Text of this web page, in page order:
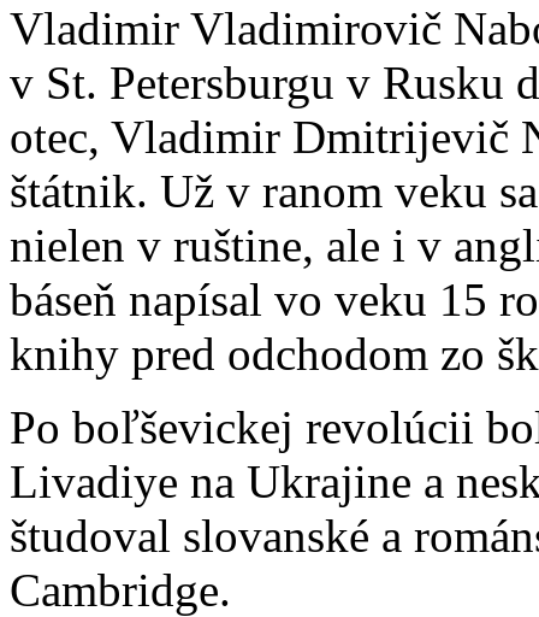
Vladimir Vladimirovič
v St. Petersburgu v Rusku
otec, Vladimir Dmitrijevič
štátnik. Už v ranom veku
nielen v ruštine, ale i v
báseň napísal vo veku 15
knihy pred odchodom zo
Po boľševickej revolúcii
Livadiye na Ukrajine a
študoval slovanské a
Cambridge.